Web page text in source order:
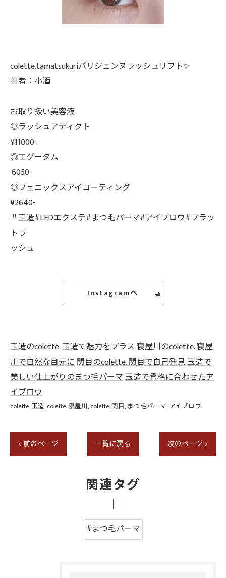
colette.tamatsukuriパリジェンヌラッシュリフト✨️
担者：小酒
お取り扱い美容液
◎ラッシュアディクト
¥11000-
◎エグータム
·6050-
◎フェニックスアイコーティング
¥2640-
＃玉造#LEDエクステ#まつ毛パーマ#アイブロウ#フラッ
トラ
ッシュ
Instagramへ
玉造のcolette. 玉造で魅力をプラス寝屋川のcolette. 寝屋
川で自然な目元に関目のcolette. 関目で自己発見玉造で
美しい仕上がりのまつ毛パーマ玉造で骨格に合わせたア
イブロウ
colette. 玉造 colette. 寝屋川 colette. 関目 まつ毛パーマ アイブロウ
< 前のページ 一覧に戻る 次のページ >
関連タグ
#まつ毛パーマ